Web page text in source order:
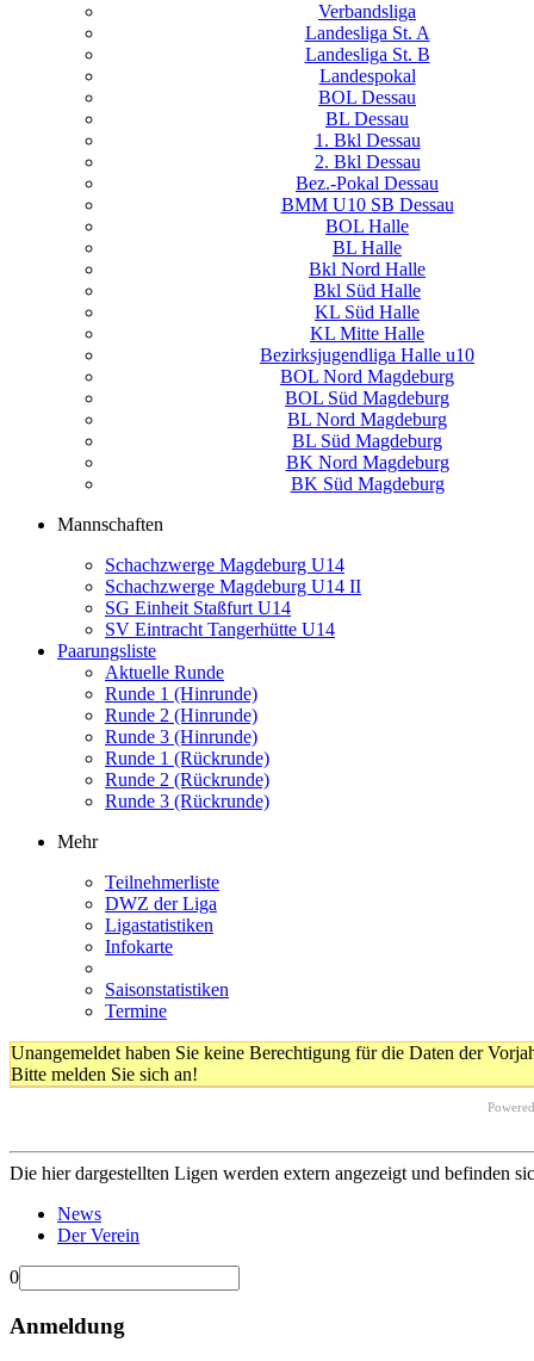
Verbandsliga
Landesliga St. A
Landesliga St. B
Landespokal
BOL Dessau
BL Dessau
1. Bkl Dessau
2. Bkl Dessau
Bez.-Pokal Dessau
BMM U10 SB Dessau
BOL Halle
BL Halle
Bkl Nord Halle
Bkl Süd Halle
KL Süd Halle
KL Mitte Halle
Bezirksjugendliga Halle u10
BOL Nord Magdeburg
BOL Süd Magdeburg
BL Nord Magdeburg
BL Süd Magdeburg
BK Nord Magdeburg
BK Süd Magdeburg
Mannschaften
Schachzwerge Magdeburg U14
Schachzwerge Magdeburg U14 II
SG Einheit Staßfurt U14
SV Eintracht Tangerhütte U14
Paarungsliste
Aktuelle Runde
Runde 1 (Hinrunde)
Runde 2 (Hinrunde)
Runde 3 (Hinrunde)
Runde 1 (Rückrunde)
Runde 2 (Rückrunde)
Runde 3 (Rückrunde)
Mehr
Teilnehmerliste
DWZ der Liga
Ligastatistiken
Infokarte
Saisonstatistiken
Termine
Unangemeldet haben Sie keine Berechtigung für die Daten der
Bitte melden Sie sich an!
Die hier dargestellten Ligen werden extern angezeigt und befinden
News
Der Verein
0
Anmeldung